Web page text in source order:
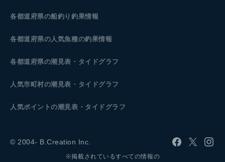
各都道府県の船釣り釣果情報
各都道府県の人気魚種の釣果情報
各都道府県の潮見表 ・タイドグラフ
人気市町村の潮見表・タイドグラフ
人気ポイントの潮見表・タイドグラフ
© 2004- B.Creation Inc.
※掲載されているすべての情報の